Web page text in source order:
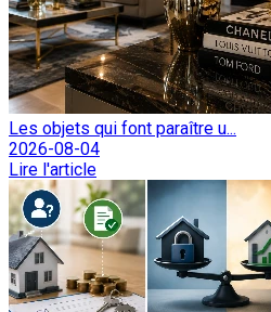
Les objets qui font paraître u...
2026-08-04
Lire l'article